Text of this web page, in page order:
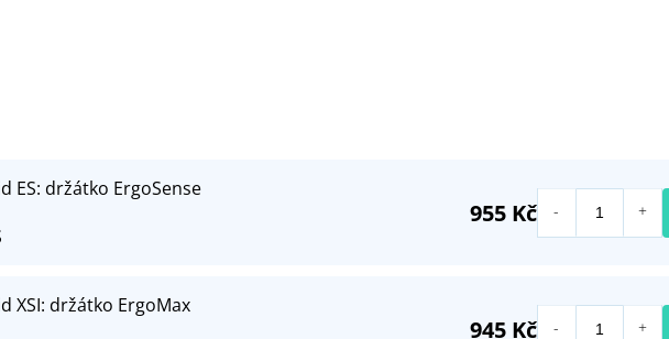
ES: držátko ErgoSense
955 Kč
XSI: držátko ErgoMax
945 Kč